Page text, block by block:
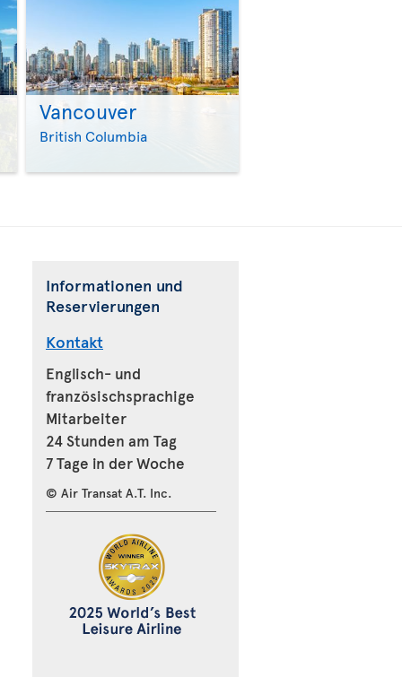
>
Vancouver
British Columbia
Informationen und
Reservierungen
Kontakt
Englisch- und
französischsprachige
Mitarbeiter
24 Stunden am Tag
7 Tage in der Woche
© Air Transat A.T. Inc.